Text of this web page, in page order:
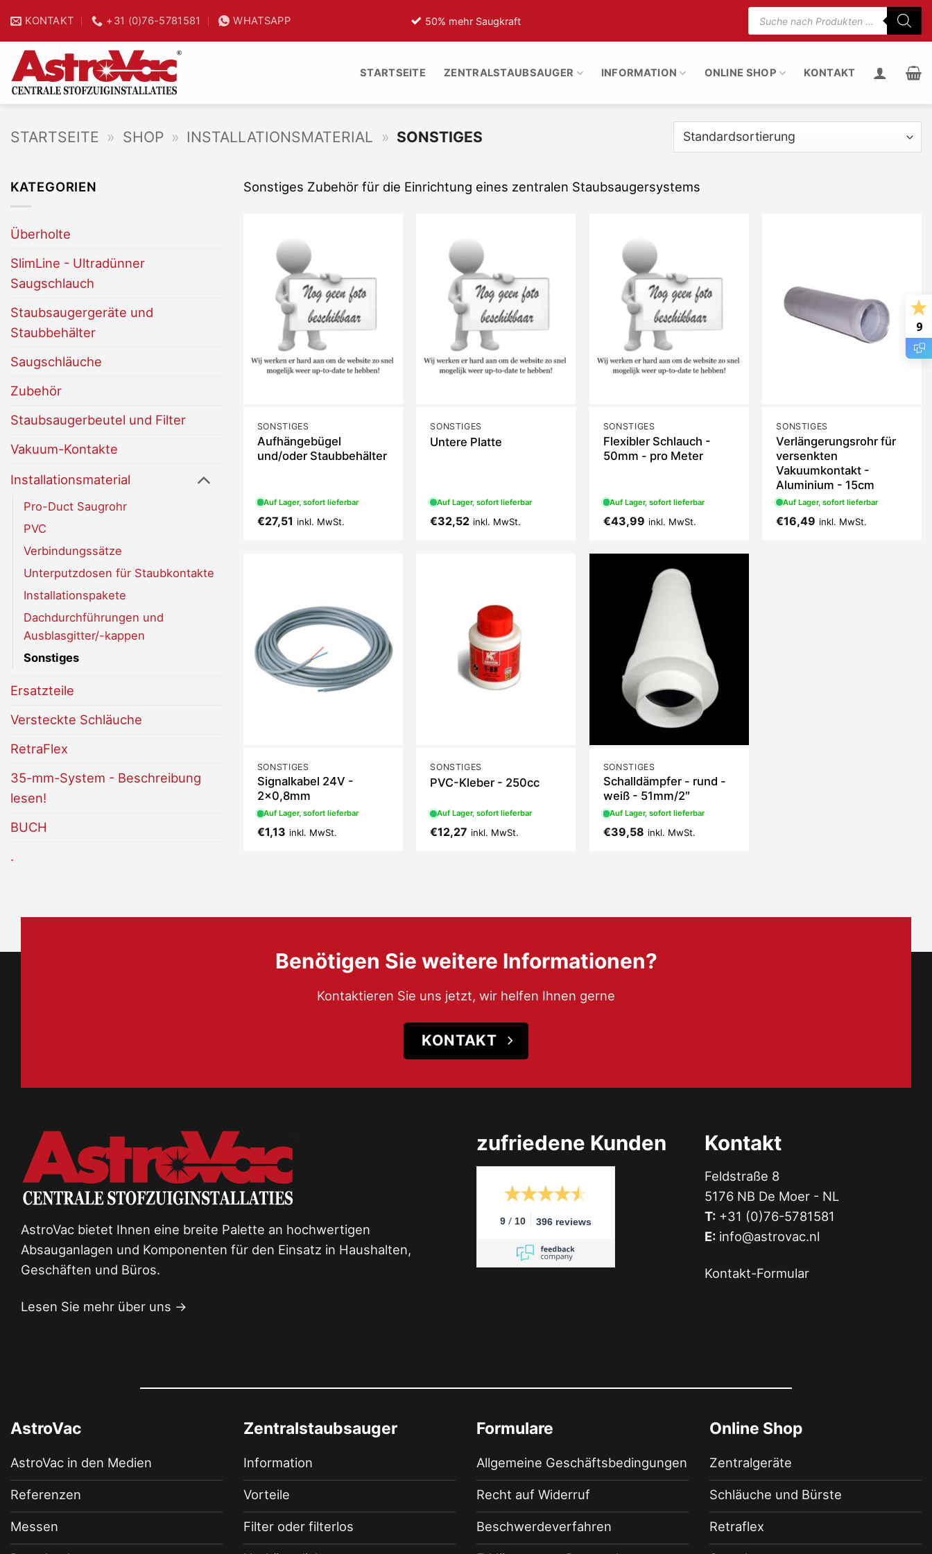
Inhalt
springen
KONTAKT +31 (0)76-5781581 WHATSAPP
25% Zeitsparnis 50% mehr Saugkraft 100% Staub
Suche
nach
STARTSEITE ZENTRALSTAUBSAUGER INFORMATION ONLINE SHOP KONTAKT
STARTSEITE » SHOP » INSTALLATIONSMATERIAL » SONSTIGES
KATEGORIEN
Überholte
SlimLine - Ultradünner
Saugschlauch
Staubsaugergeräte und
Staubbehälter
Saugschläuche
Zubehör
Staubsaugerbeutel und Filter
Vakuum-Kontakte
Installationsmaterial
Pro-Duct Saugrohr
PVC
Verbindungssätze
Unterputzdosen für Staubkontakte
Installationspakete
Dachdurchführungen und
Ausblasgitter/-kappen
Sonstiges
Ersatzteile
Versteckte Schläuche
RetraFlex
35-mm-System - Beschreibung
lesen!
BUCH
.
Sonstiges Zubehör für die Einrichtung eines zentralen Staubsaugersystems
SONSTIGES
Aufhängebügel
und/oder Staubbehälter
Auf Lager, sofort lieferbar
€27,51 inkl. MwSt.
SONSTIGES
Untere Platte
Auf Lager, sofort lieferbar
€32,52 inkl. MwSt.
SONSTIGES
Flexibler Schlauch -
50mm - pro Meter
Auf Lager, sofort lieferbar
€43,99 inkl. MwSt.
SONSTIGES
Verlängerungsrohr für
versenkten
Vakuumkontakt -
Aluminium - 15cm
Auf Lager, sofort lieferbar
€16,49 inkl. MwSt.
SONSTIGES
Signalkabel 24V -
2×0,8mm
Auf Lager, sofort lieferbar
€1,13 inkl. MwSt.
SONSTIGES
PVC-Kleber - 250cc
Auf Lager, sofort lieferbar
€12,27 inkl. MwSt.
SONSTIGES
Schalldämpfer - rund -
weiß - 51mm/2″
Auf Lager, sofort lieferbar
€39,58 inkl. MwSt.
Benötigen Sie weitere Informationen?
Kontaktieren Sie uns jetzt, wir helfen Ihnen gerne
KONTAKT
AstroVac bietet Ihnen eine breite Palette an hochwertigen
Absauganlagen und Komponenten für den Einsatz in Haushalten,
Geschäften und Büros.
Lesen Sie mehr über uns →
zufriedene Kunden
9 / 10 396 reviews
Kontakt
Feldstraße 8
5176 NB De Moer - NL
T: +31 (0)76-5781581
E: info@astrovac.nl
Kontakt-Formular
AstroVac
AstroVac in den Medien
Referenzen
Messen
Zentralstaubsauger
Information
Vorteile
Filter oder filterlos
Formulare
Allgemeine Geschäftsbedingungen
Recht auf Widerruf
Beschwerdeverfahren
Online Shop
Zentralgeräte
Schläuche und Bürste
Retraflex
9